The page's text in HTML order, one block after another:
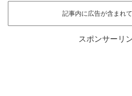
記事内に広告が含まれて
スポンサーリ